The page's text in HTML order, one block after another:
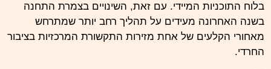
בלוח התוכניות המיידי. עם זאת, השינויים בצמרת התחנה
בשנה האחרונה מעידים על תהליך רחב יותר שמתרחש
מאחורי הקלעים של אחת מזירות התקשורת המרכזיות בציבור
החרדי.